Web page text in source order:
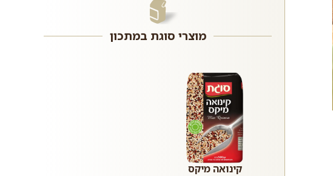
מוצרי סוגת במתכון
קינואה מיקס